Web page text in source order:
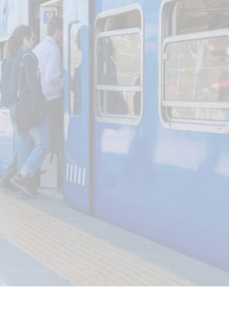
Malestar en el sector privado por
los cambios sin fin al proyecto de
la línea F